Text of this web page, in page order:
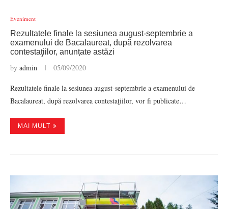
Eveniment
Rezultatele finale la sesiunea august-septembrie a
examenului de Bacalaureat, după rezolvarea
contestaţiilor, anunțate astăzi
by admin 05/09/2020
Rezultatele finale la sesiunea august-septembrie a examenului de
Bacalaureat, după rezolvarea contestaţiilor, vor fi publicate…
MAI MULT